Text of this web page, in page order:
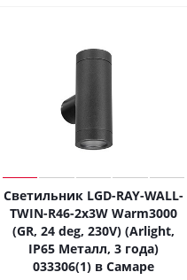
Светильник LGD-RAY-WALL-
TWIN-R46-2x3W Warm3000
(GR, 24 deg, 230V) (Arlight,
IP65 Металл, 3 года)
033306(1) в Самаре